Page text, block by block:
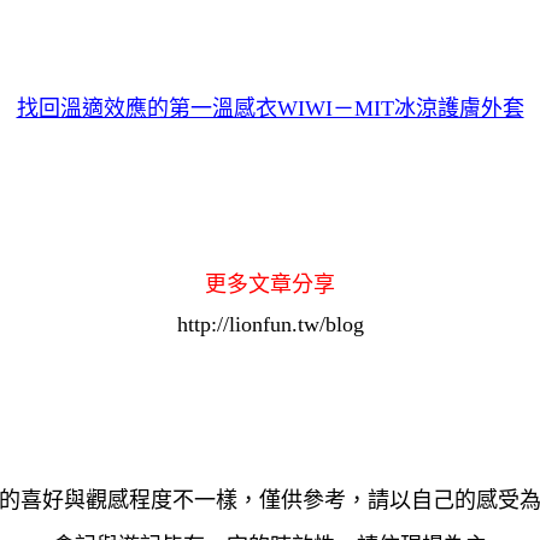
找回溫適效應的第一溫感衣WIWI－MIT冰涼護膚外套
更多文章分享
http://lionfun.tw/blog
喜好與觀感程度不一樣，僅供參考，請以自己的感受